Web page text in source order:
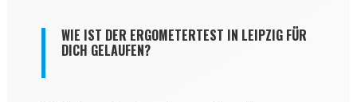
WIE IST DER ERGOMETERTEST IN LEIPZIG FÜR
DICH GELAUFEN?